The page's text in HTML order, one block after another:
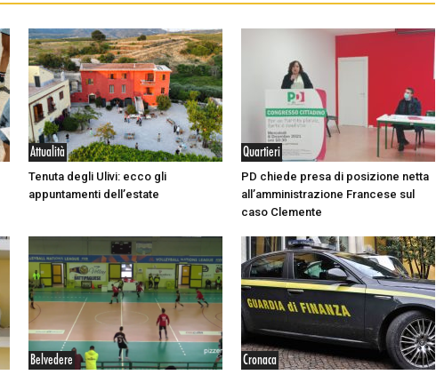
Attualità
Tenuta degli Ulivi: ecco gli
appuntamenti dell’estate
Quartieri
PD chiede presa di posizione netta
all’amministrazione Francese sul
caso Clemente
Belvedere Cronaca